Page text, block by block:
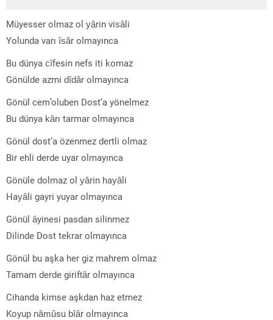
Müyesser olmaz ol yârin visâli
Yolunda varı îsâr olmayınca
Bu dünya cîfesin nefs iti komaz
Gönülde azmi dîdâr olmayınca
Gönül cem’oluben Dost’a yönelmez
Bu dünya kârı tarmar olmayınca
Gönül dost’a özenmez dertli olmaz
Bir ehli derde uyar olmayınca
Gönüle dolmaz ol yârin hayâli
Hayâli gayri yuyar olmayınca
Gönül âyinesi pasdan silinmez
Dilinde Dost tekrar olmayınca
Gönül bu aşka her giz mahrem olmaz
Tamam derde giriftâr olmayınca
Cihanda kimse aşkdan haz etmez
Koyup nâmûsu bîâr olmayınca